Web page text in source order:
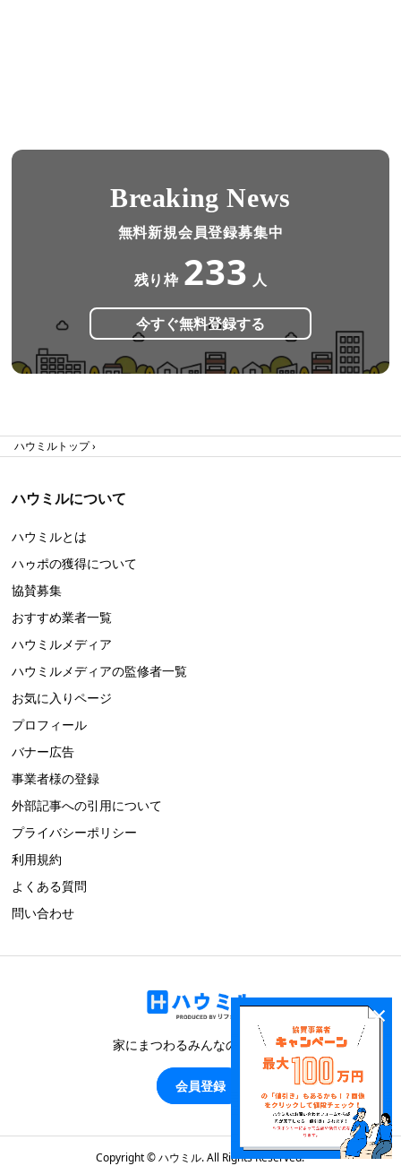
×
Breaking News
無料新規会員登録募集中
残り枠 233 人
今すぐ無料登録する
ハウミルトップ
ハウミルについて
ハウミルとは
ハゥポの獲得について
協賛募集
おすすめ業者一覧
ハウミルメディア
ハウミルメディアの監修者一覧
お気に入りページ
プロフィール
バナー広告
事業者様の登録
外部記事への引用について
プライバシーポリシー
利用規約
よくある質問
問い合わせ
家にまつわるみんなのブログ！
会員登録
Copyright ©ハウミル. All Rights Reserved.